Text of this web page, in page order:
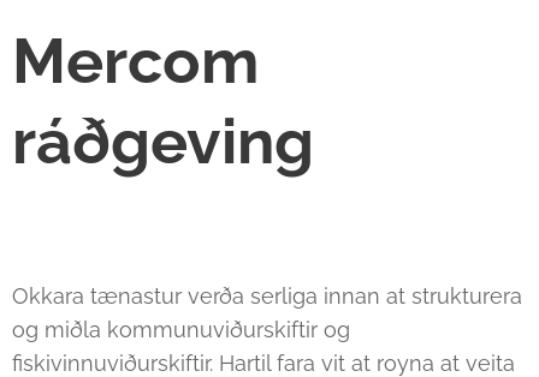
Mercom
ráðgeving
Okkara tænastur verða serliga innan at strukturera
og miðla kommunuviðurskiftir og
fiskivinnuviðurskiftir. Hartil fara vit at royna at veita